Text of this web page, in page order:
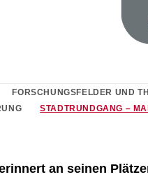
FORSCHUNGSFELDER UND
STADTRUNDGANG –
an seinen